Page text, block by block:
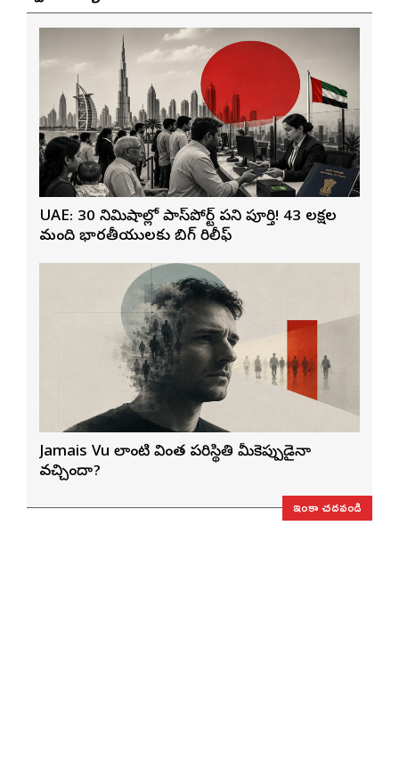
UAE: 30 నిమిషాల్లో పాస్‌పోర్ట్ పని పూర్తి! 43 లక్షల
మంది భారతీయులకు బిగ్ రిలీఫ్
Jamais Vu లాంటి వింత పరిస్థితి మీకెప్పుడైనా
వచ్చిందా?
ఇంకా చదవండి